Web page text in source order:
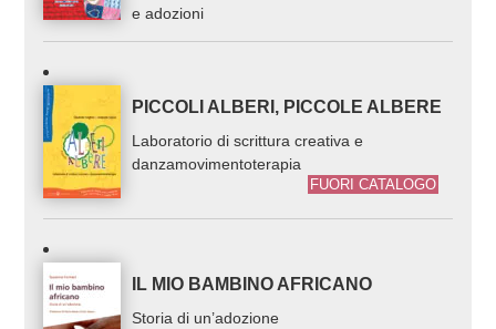
e adozioni
PICCOLI ALBERI, PICCOLE ALBERE
Laboratorio di scrittura creativa e
danzamovimentoterapia
FUORI CATALOGO
IL MIO BAMBINO AFRICANO
Storia di un’adozione